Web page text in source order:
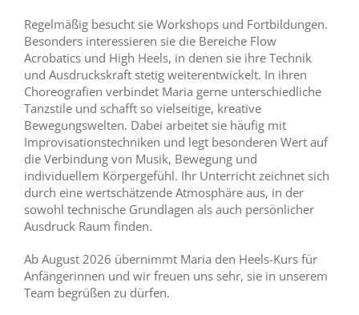
Regelmäßig besucht sie Workshops und Fortbildungen.
Besonders interessieren sie die Bereiche Flow
Acrobatics und High Heels, in denen sie ihre Technik
und Ausdruckskraft stetig weiterentwickelt. In ihren
Choreografien verbindet Maria gerne unterschiedliche
Tanzstile und schafft so vielseitige, kreative
Bewegungswelten. Dabei arbeitet sie häufig mit
Improvisationstechniken und legt besonderen Wert auf
die Verbindung von Musik, Bewegung und
individuellem Körpergefühl. Ihr Unterricht zeichnet sich
durch eine wertschätzende Atmosphäre aus, in der
sowohl technische Grundlagen als auch persönlicher
Ausdruck Raum finden.
Ab August 2026 übernimmt Maria den Heels-Kurs für
Anfängerinnen und wir freuen uns sehr, sie in unserem
Team begrüßen zu dürfen.